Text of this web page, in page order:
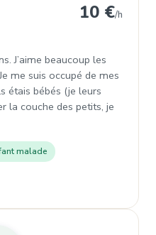
10 €/h
J’aime beaucoup les
me suis occupé de mes
étais bébés (je leurs
la couche des petits, je
malade